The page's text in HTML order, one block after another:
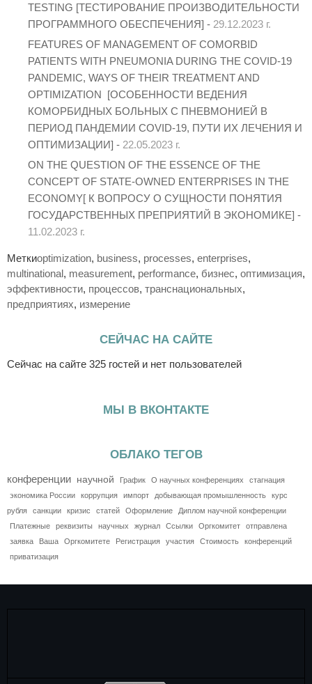
TESTING [ТЕСТИРОВАНИЕ ПРОИЗВОДИТЕЛЬНОСТИ
ПРОГРАММНОГО ОБЕСПЕЧЕНИЯ] - 29.12.2023 г.
FEATURES OF MANAGEMENT OF COMORBID
PATIENTS WITH PNEUMONIA DURING THE COVID-19
PANDEMIC, WAYS OF THEIR TREATMENT AND
OPTIMIZATION [ОСОБЕННОСТИ ВЕДЕНИЯ
КОМОРБИДНЫХ БОЛЬНЫХ С ПНЕВМОНИЕЙ В
ПЕРИОД ПАНДЕМИИ COVID-19, ПУТИ ИХ ЛЕЧЕНИЯ И
ОПТИМИЗАЦИИ] - 22.05.2023 г.
ON THE QUESTION OF THE ESSENCE OF THE
CONCEPT OF STATE-OWNED ENTERPRISES IN THE
ECONOMY[ К ВОПРОСУ О СУЩНОСТИ ПОНЯТИЯ
ГОСУДАРСТВЕННЫХ ПРЕПРИЯТИЙ В ЭКОНОМИКЕ] -
11.02.2023 г.
Меткиoptimization, business, processes, enterprises,
multinational, measurement, performance, бизнес, оптимизация,
эффективности, процессов, транснациональных,
предприятиях, измерение
СЕЙЧАС НА САЙТЕ
Сейчас на сайте 325 гостей и нет пользователей
МЫ В ВКОНТАКТЕ
ОБЛАКО ТЕГОВ
конференции научной График О научных конференциях
стагнация
экономика России
коррупция импорт добывающая промышленность
курс
рубля
санкции кризис статей Оформление
Диплом научной конференции
Платежные
реквизиты научных журнал Ссылки Оргкомитет
отправлена
заявка
Ваша Оргкомитете Регистрация участия Стоимость
конференций
приватизация